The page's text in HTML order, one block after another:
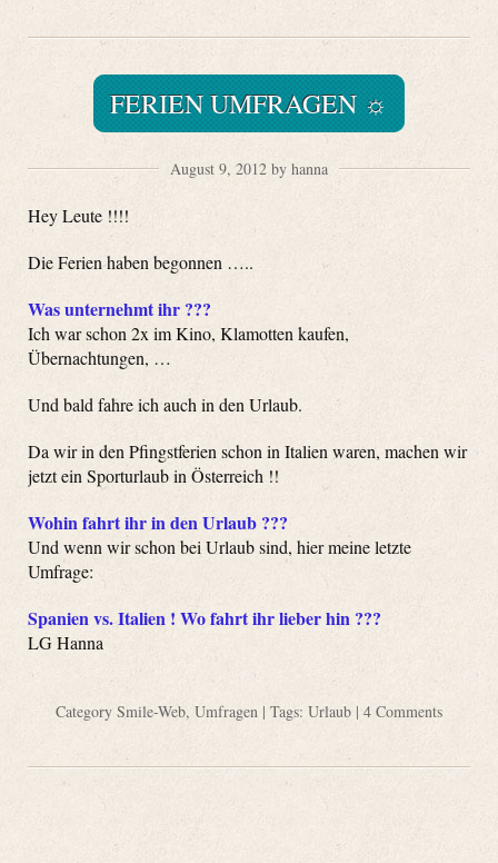
FERIEN UMFRAGEN ☼
August 9, 2012 by hanna
Hey Leute !!!!
Die Ferien haben begonnen …..
Was unternehmt ihr ???
Ich war schon 2x im Kino, Klamotten kaufen,
Übernachtungen, …
Und bald fahre ich auch in den Urlaub.
Da wir in den Pfingstferien schon in Italien waren, machen wir
jetzt ein Sporturlaub in Österreich !!
Wohin fahrt ihr in den Urlaub ???
Und wenn wir schon bei Urlaub sind, hier meine letzte
Umfrage:
Spanien vs. Italien ! Wo fahrt ihr lieber hin ???
LG Hanna
Category Smile-Web, Umfragen | Tags: Urlaub | 4 Comments